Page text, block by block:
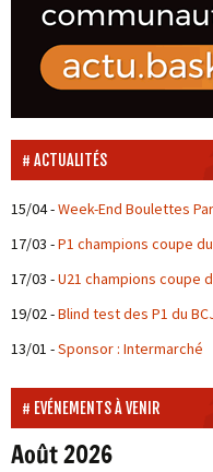
ACTUALITÉS
15/04-Week-End Boulettes
17/03 -P1 champions coupe
17/03 -U21 champions coupe
19/02-Blind test des P1 du
13/01 -Sponsor : Intermarché
EVÉNEMENTS À VENIR
Août 2026